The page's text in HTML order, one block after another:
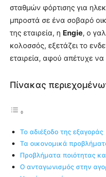
σταθμών φόρτισης για
μπροστά σε ένα σοβαρό
της εταιρεία, η Engie, ο
κολοσσός, εξετάζει το
εταιρεία, αφού απέτυχε
Πίνακας
Το αδιέξοδο της εξαγοράς
Τα οικονομικά
Προβλήματα ποιότητας
Ο ανταγωνισμός στην